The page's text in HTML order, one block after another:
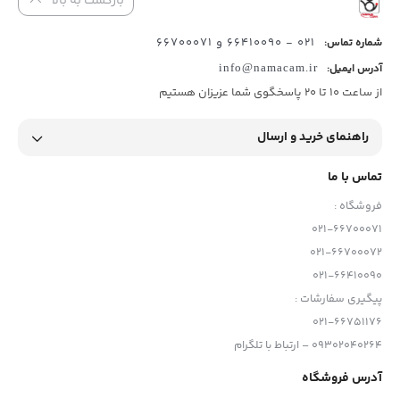
شماره تماس: 021 - 66410090 و 66700071
آدرس ایمیل: info@namacam.ir
از ساعت 10 تا 20 پاسخگوی شما عزیزان هستیم
راهنمای خرید و ارسال
تماس با ما
فروشگاه :
021-66700071
021-66700072
021-66410090
پیگیری سفارشات :
021-66751176
09302040264 – ارتباط با تلگرام
آدرس فروشگاه